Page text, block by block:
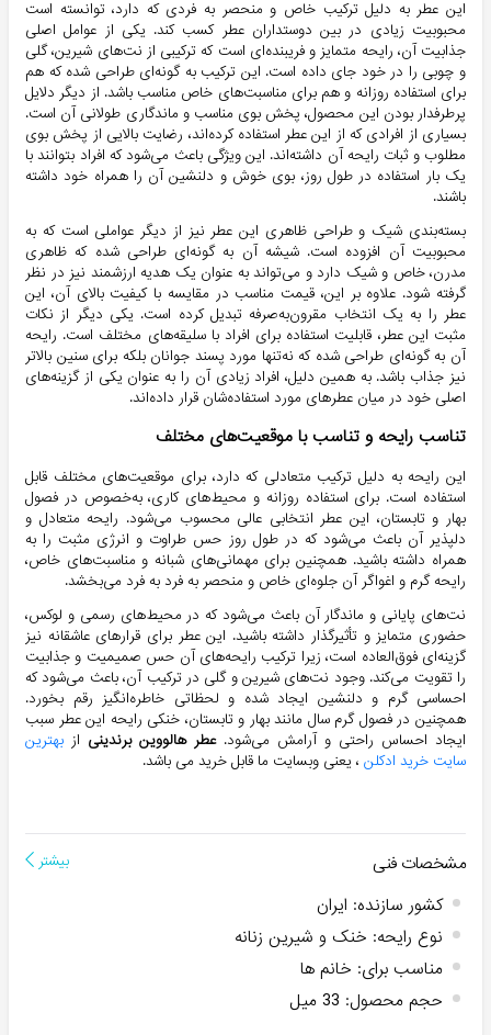
این عطر به دلیل ترکیب خاص و منحصر به فردی که دارد، توانسته است
محبوبیت زیادی در بین دوستداران عطر کسب کند. یکی از عوامل اصلی
جذابیت آن، رایحه متمایز و فریبنده‌ای است که ترکیبی از نت‌های شیرین، گلی
و چوبی را در خود جای داده است. این ترکیب به گونه‌ای طراحی شده که هم
برای استفاده روزانه و هم برای مناسبت‌های خاص مناسب باشد. از دیگر دلایل
پرطرفدار بودن این محصول، پخش بوی مناسب و ماندگاری طولانی آن است.
بسیاری از افرادی که از این عطر استفاده کرده‌اند، رضایت بالایی از پخش بوی
مطلوب و ثبات رایحه آن داشته‌اند. این ویژگی باعث می‌شود که افراد بتوانند با
یک بار استفاده در طول روز، بوی خوش و دلنشین آن را همراه خود داشته
باشند.
بسته‌بندی شیک و طراحی ظاهری این عطر نیز از دیگر عواملی است که به
محبوبیت آن افزوده است. شیشه آن به گونه‌ای طراحی شده که ظاهری
مدرن، خاص و شیک دارد و می‌تواند به عنوان یک هدیه ارزشمند نیز در نظر
گرفته شود. علاوه بر این، قیمت مناسب در مقایسه با کیفیت بالای آن، این
عطر را به یک انتخاب مقرون‌به‌صرفه تبدیل کرده است. یکی دیگر از نکات
مثبت این عطر، قابلیت استفاده برای افراد با سلیقه‌های مختلف است. رایحه
آن به گونه‌ای طراحی شده که نه‌تنها مورد پسند جوانان بلکه برای سنین بالاتر
نیز جذاب باشد. به همین دلیل، افراد زیادی آن را به عنوان یکی از گزینه‌های
اصلی خود در میان عطرهای مورد استفاده‌شان قرار داده‌اند.
تناسب رایحه و تناسب با موقعیت‌های مختلف
این رایحه به دلیل ترکیب متعادلی که دارد، برای موقعیت‌های مختلف قابل
استفاده است. برای استفاده روزانه و محیط‌های کاری، به‌خصوص در فصول
بهار و تابستان، این عطر انتخابی عالی محسوب می‌شود. رایحه متعادل و
دلپذیر آن باعث می‌شود که در طول روز حس طراوت و انرژی مثبت را به
همراه داشته باشید. همچنین برای مهمانی‌های شبانه و مناسبت‌های خاص،
رایحه گرم و اغواگر آن جلوه‌ای خاص و منحصر به فرد به فرد می‌بخشد.
نت‌های پایانی و ماندگار آن باعث می‌شود که در محیط‌های رسمی و لوکس،
حضوری متمایز و تأثیرگذار داشته باشید. این عطر برای قرارهای عاشقانه نیز
گزینه‌ای فوق‌العاده است، زیرا ترکیب رایحه‌های آن حس صمیمیت و جذابیت
را تقویت می‌کند. وجود نت‌های شیرین و گلی در ترکیب آن، باعث می‌شود که
احساسی گرم و دلنشین ایجاد شده و لحظاتی خاطره‌انگیز رقم بخورد.
همچنین در فصول گرم سال مانند بهار و تابستان، خنکی رایحه این عطر سبب
ایجاد احساس راحتی و آرامش می‌شود.عطر هالووین برندینی از بهترین
سایت خرید ادکلن ، یعنی وبسایت ما قابل خرید می باشد.
مشخصات فنی بیشتر
کشور سازنده: ایران
نوع رایحه: خنک و شیرین زنانه
مناسب برای: خانم ها
حجم محصول: 33 میل